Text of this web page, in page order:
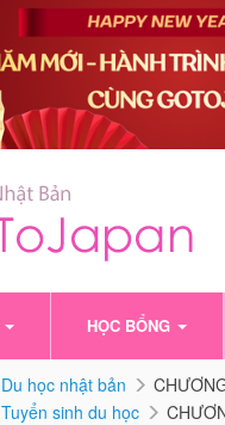
HỌC BỔNG
Du học nhật bản
Tuyển sinh du học